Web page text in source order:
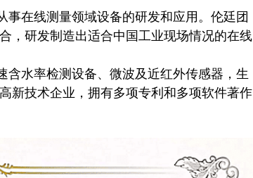
在线测量领域设备的研发和应用。伦廷团
，研发制造出适合中国工业现场情况的在线
水率检测设备、微波及近红外传感器，生
新技术企业，拥有多项专利和多项软件著作